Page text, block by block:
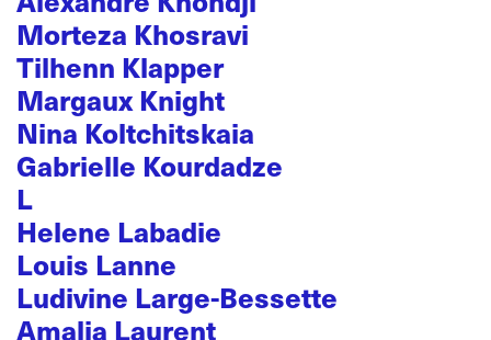
Morteza Khosravi
Tilhenn Klapper
Margaux Knight
Nina Koltchitskaia
Gabrielle Kourdadze
L
Helene Labadie
Louis Lanne
Ludivine Large-Bessette
Amalia Laurent